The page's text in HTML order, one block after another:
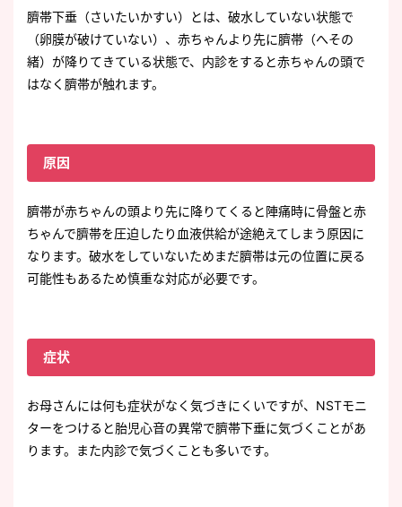
臍帯下垂（さいたいかすい）とは、破水していない状態で
（卵膜が破けていない）、赤ちゃんより先に臍帯（へその
緒）が降りてきている状態で、内診をすると赤ちゃんの頭で
はなく臍帯が触れます。
原因
臍帯が赤ちゃんの頭より先に降りてくると陣痛時に骨盤と赤
ちゃんで臍帯を圧迫したり血液供給が途絶えてしまう原因に
なります。破水をしていないためまだ臍帯は元の位置に戻る
可能性もあるため慎重な対応が必要です。
症状
お母さんには何も症状がなく気づきにくいですが、NSTモニ
ターをつけると胎児心音の異常で臍帯下垂に気づくことがあ
ります。また内診で気づくことも多いです。